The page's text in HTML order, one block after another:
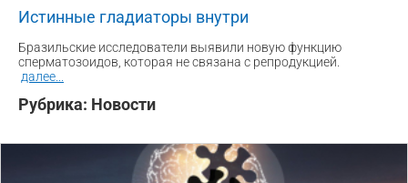
Истинные гладиаторы внутри
Бразильские исследователи выявили новую функцию
сперматозоидов, которая не связана с репродукцией.
далее
Рубрика: Новости